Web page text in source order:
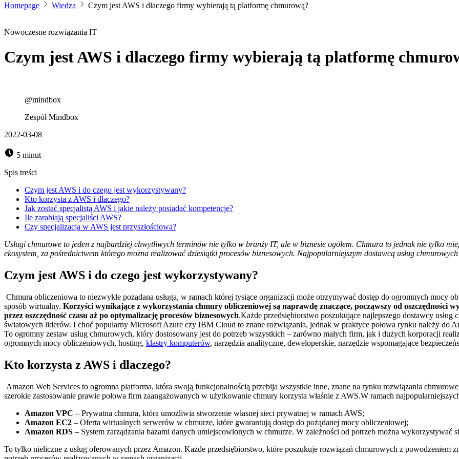
Homepage Wiedza Czym jest AWS i dlaczego firmy wybierają tą platformę chmurową?
Nowoczesne rozwiązania IT
Czym jest AWS i dlaczego firmy wybierają tą platformę
@mindbox
Zespół Mindbox
2022-03-08
5 minut
Spis treści
Czym jest AWS i do czego jest wykorzystywany?
Kto korzysta z AWS i dlaczego?
Jak zostać specjalistą AWS i jakie należy posiadać kompetencje?
Ile zarabiają specjaliści AWS?
Czy specjalizacja w AWS jest przyszłościowa?
Usługi chmurowe to jeden z najbardziej chwytliwych terminów nie tylko w branży IT, ale w biznesie ogółem. Chmura to jednak nie tylko
ekosystem, za pośrednictwem którego można realizować dziesiątki procesów biznesowych. Najpopularniejszym dostawcą usług
Czym jest AWS i do czego jest wykorzystywany?
Chmura obliczeniowa to niezwykle pożądana usługa, w ramach której tysiące organizacji może otrzymywać dostęp do ogromnych
sposób wirtualny. Korzyści wynikające z wykorzystania chmury obliczeniowej są naprawdę znaczące, począwszy od
przez oszczędność czasu aż po optymalizację procesów biznesowych.Każde przedsiębiorstwo poszukujące najlepszego dostawcy
światowych liderów. I choć popularny Microsoft Azure czy IBM Cloud to znane rozwiązania, jednak w praktyce połowa rynku należy do
To ogromny zestaw usług chmurowych, który dostosowany jest do potrzeb wszystkich – zarówno małych firm, jak i dużych korporacji
ogromnych mocy obliczeniowych, hosting, klastry komputerów, narzędzia analityczne, deweloperskie, narzędzie wspomagające
Kto korzysta z AWS i dlaczego?
Amazon Web Services to ogromna platforma, która swoją funkcjonalnością przebija wszystkie inne, znane na rynku rozwiązania
szerokie zastosowanie prawie połowa firm zaangażowanych w użytkowanie chmury korzysta właśnie z AWS.W ramach
Amazon VPC – Prywatna chmura, która umożliwia stworzenie własnej sieci prywatnej w ramach AWS;
Amazon EC2 – Oferta wirtualnych serwerów w chmurze, które gwarantują dostęp do pożądanej mocy obliczeniowej;
Amazon RDS – System zarządzania bazami danych umiejscowionych w chmurze. W zależności od potrzeb można
To tylko nieliczne z usług oferowanych przez Amazon. Każde przedsiębiorstwo, które poszukuje rozwiązań chmurowych z powodzeniem